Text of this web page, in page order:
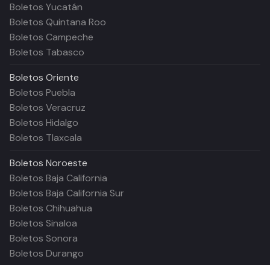
Boletos Yucatán
Boletos Quintana Roo
Boletos Campeche
Boletos Tabasco
Boletos Oriente
Boletos Puebla
Boletos Veracruz
Boletos Hidalgo
Boletos Tlaxcala
Boletos Noroeste
Boletos Baja California
Boletos Baja California Sur
Boletos Chihuahua
Boletos Sinaloa
Boletos Sonora
Boletos Durango